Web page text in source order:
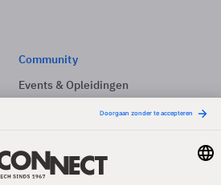
Community
Events & Opleidingen
Nieuwsbrieven